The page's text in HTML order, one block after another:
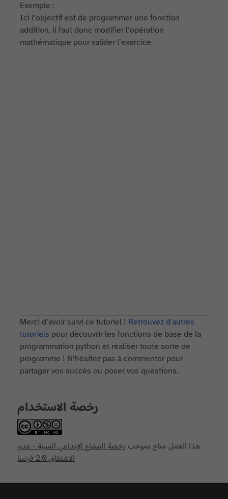
Exemple :
Ici l’objectif est de programmer une fonction
addition, il faut donc modifier l’opération
mathématique pour valider l’exercice.
Merci d’avoir suivi ce tutoriel ! Retrouvez d'autres
tutoriels pour découvrir les fonctions de base de la
programmation python et réaliser toute sorte de
programme ! N’hésitez pas à commenter pour
partager vos succès ou poser vos questions.
رخصة الاستخدام
هذا العمل متاح بموجب رخصة المشاع الإبداعي النسبة - عدم
الاشتقاق 2.0 فرنسا